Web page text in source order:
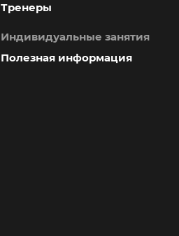
Тренеры
Индивидуальные занятия
Полезная информация